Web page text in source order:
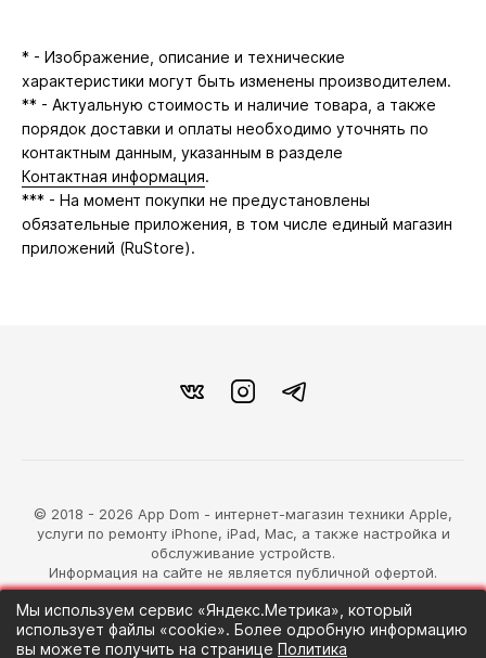
* - Изображение, описание и технические
характеристики могут быть изменены производителем.
** - Актуальную стоимость и наличие товара, а также
порядок доставки и оплаты необходимо уточнять по
контактным данным, указанным в разделе
Контактная информация.
*** - На момент покупки не предустановлены
обязательные приложения, в том числе единый магазин
приложений (RuStore).
© 2018 - 2026 App Dom - интернет-магазин техники Apple,
услуги по ремонту iPhone, iPad, Mac, а также настройка и
обслуживание устройств.
Информация на сайте не является публичной офертой.
разработка магазина
Синий Лев
Мы используем сервис «Яндекс.Метрика», который
использует файлы «cookie». Более одробную информацию
вы можете получить на странице Политика